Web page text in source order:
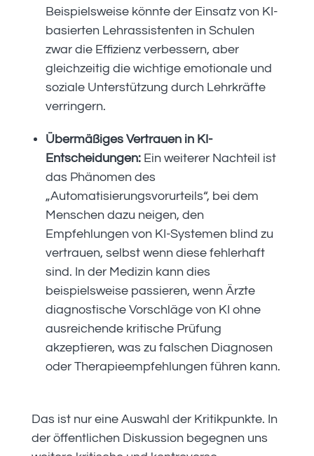
Beispielsweise könnte der Einsatz von KI-
basierten Lehrassistenten in Schulen
zwar die Effizienz verbessern, aber
gleichzeitig die wichtige emotionale und
soziale Unterstützung durch Lehrkräfte
verringern.
Übermäßiges Vertrauen in KI-
Entscheidungen:Ein weiterer Nachteil ist
das Phänomen des
„Automatisierungsvorurteils“, bei dem
Menschen dazu neigen, den
Empfehlungen von KI-Systemen blind zu
vertrauen, selbst wenn diese fehlerhaft
sind. In der Medizin kann dies
beispielsweise passieren, wenn Ärzte
diagnostische Vorschläge von KI ohne
ausreichende kritische Prüfung
akzeptieren, was zu falschen Diagnosen
oder Therapieempfehlungen führen kann.
Das ist nur eine Auswahl der Kritikpunkte. In
der öffentlichen Diskussion begegnen uns